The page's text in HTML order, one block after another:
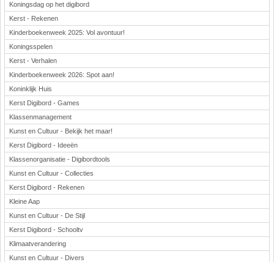
Koningsdag op het digibord
Kerst - Rekenen
Kinderboekenweek 2025: Vol avontuur!
Koningsspelen
Kerst - Verhalen
Kinderboekenweek 2026: Spot aan!
Koninklijk Huis
Kerst Digibord - Games
Klassenmanagement
Kunst en Cultuur - Bekijk het maar!
Kerst Digibord - Ideeën
Klassenorganisatie - Digibordtools
Kunst en Cultuur - Collecties
Kerst Digibord - Rekenen
Kleine Aap
Kunst en Cultuur - De Stijl
Kerst Digibord - Schooltv
Klimaatverandering
Kunst en Cultuur - Divers